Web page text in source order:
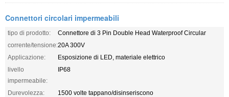
Connettori circolari impermeabili
tipo di prodotto:
Connettore di 3 Pin Double Head Waterproof Circular
corrente/tensione:20A 300V
Applicazione:
Esposizione di LED, materiale elettrico
livello
impermeabile:
IP68
Durevolezza:
1500 volte tappano/disinseriscono